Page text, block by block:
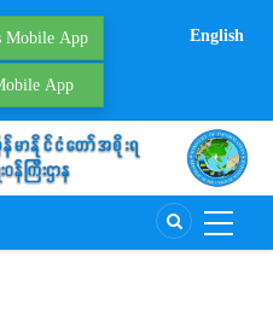
Mobile App
App
English